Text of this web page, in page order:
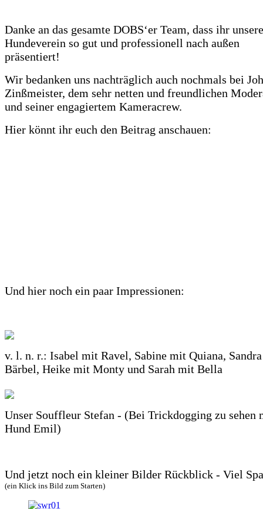
Danke an das gesamte DOBS‘er Team, dass ihr
Hundeverein so gut und professionell nach außen
präsentiert!
Wir bedanken uns nachträglich auch nochmals bei
Zinßmeister, dem sehr netten und freundlichen
und seiner engagiertem Kameracrew.
Hier könnt ihr euch den Beitrag anschauen:
Und hier noch ein paar Impressionen:
v. l. n. r.: Isabel mit Ravel, Sabine mit Quiana,
Bärbel, Heike mit Monty und Sarah mit Bella
Unser Souffleur Stefan - (Bei Trickdogging zu sehen
Hund Emil)
Und jetzt noch ein kleiner Bilder Rückblick - Viel
(ein Klick ins Bild zum Starten)